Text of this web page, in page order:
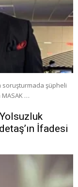
soruşturmada şüpheli
MASAK …
İfadesi